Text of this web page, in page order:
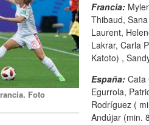
Foto
Francia:
Thibaud,
Laurent,
Lakrar, Carla
Katoto) ,
España: Cata
Egurrola,
Rodríguez (
Andújar (min.